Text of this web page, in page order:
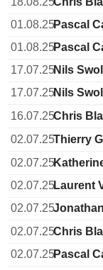
01.08.25Pascal
01.08.25Pascal
17.07.25Nils
17.07.25Nils
16.07.25Chris
02.07.25Thierry
02.07.25
02.07.25Laurent
02.07.25
02.07.25Chris
02.07.25Pascal